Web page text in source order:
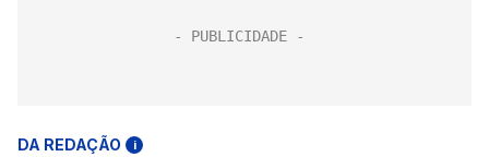
DA REDAÇÃO i